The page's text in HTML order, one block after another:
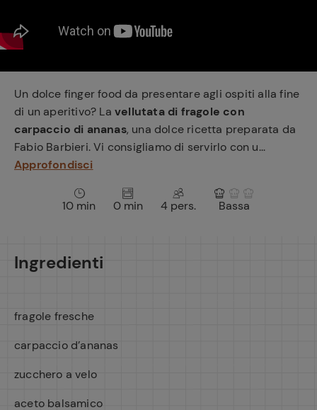
ricetta
il
Un dolce finger food da presentare agli ospiti alla fine
di un aperitivo? La vellutata di fragole con
carpaccio di ananas, una dolce ricetta preparata da
Fabio Barbieri. Vi consigliamo di servirlo con u...
Approfondisci
10 min 0 min 4 pers. Bassa
Ingredienti
fragole fresche
carpaccio d’ananas
zucchero a velo
aceto balsamico